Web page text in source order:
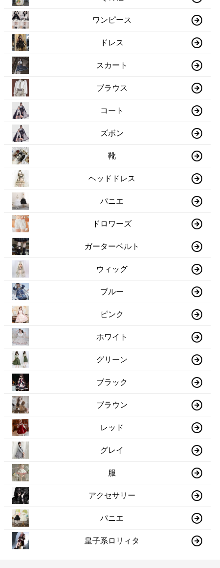
ワンピース
ドレス
スカート
ブラウス
コート
ズボン
靴
ヘッドドレス
パニエ
ドロワーズ
ガーターベルト
ウィッグ
ブルー
ピンク
ホワイト
グリーン
ブラック
ブラウン
レッド
グレイ
服
アクセサリー
パニエ
皇子系ロリィタ